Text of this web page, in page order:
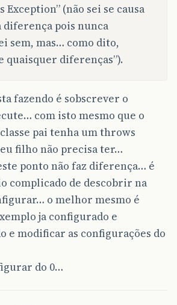
Exception” (não sei se causa
diferença pois nunca
sem, mas… como dito,
quaisquer diferenças”).
fazendo é sobscrever o
com isto mesmo que o
pai tenha um throws
filho não precisa ter…
ponto não faz diferença… é
complicado de descobrir na
o melhor mesmo é
ja configurado e
e modificar as configurações do
do 0…